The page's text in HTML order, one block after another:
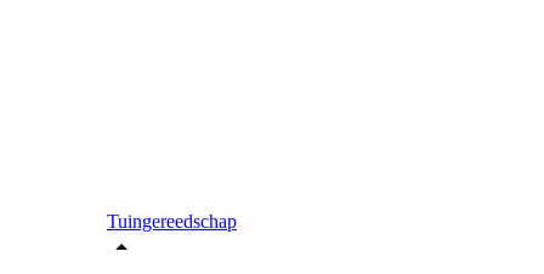
Tuingereedschap